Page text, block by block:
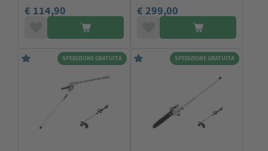
€ 114,90 € 299,00
SPEDIZIONE GRATUITA SPEDIZIONE GRATUITA